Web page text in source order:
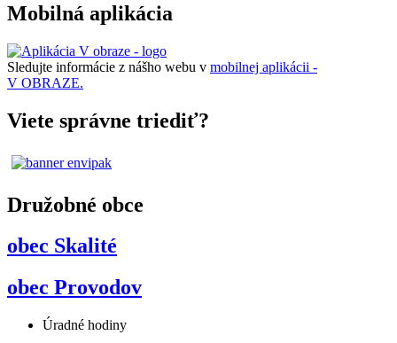
Mobilná aplikácia
Sledujte informácie z nášho webu v mobilnej aplikácii -
V OBRAZE.
Viete správne triediť?
Družobné obce
obec Skalité
obec Provodov
Úradné hodiny